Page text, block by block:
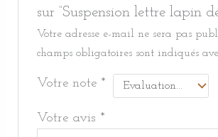
sur “Suspension lettre lapin
Votre adresse e-mail ne sera pas
champs obligatoires sont indiqués
Votre note *
Votre avis *